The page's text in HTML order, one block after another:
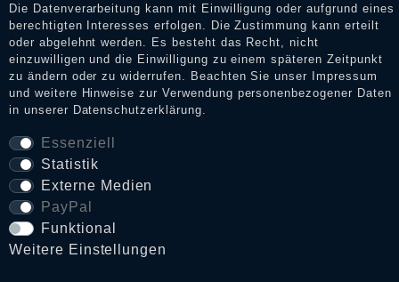
Daten­schutz­erklärung
AGB
Widerrufs­recht
VERTRAG WIDERRUFEN
Die Datenverarbeitung kann mit Einwilligung oder aufgrund eines
berechtigten Interesses erfolgen. Die Zustimmung kann erteilt
oder abgelehnt werden. Es besteht das Recht, nicht
einzuwilligen und die Einwilligung zu einem späteren Zeitpunkt
zu ändern oder zu widerrufen. Beachten Sie unser
Impressum
und weitere Hinweise zur Verwendung personenbezogener Daten
in unserer Daten­schutz­erklärung.
Essenziell
Statistik
Externe Medien
PayPal
Funktional
Weitere Einstellungen